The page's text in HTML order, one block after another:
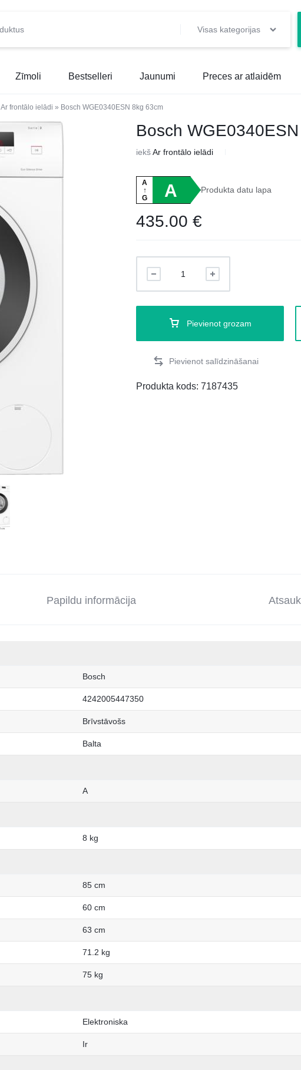
Visas kategorijas
Zīmoli Bestselleri Jaunumi Preces ar atlaidēm
Ar frontālo ielādi » Bosch WGE0340ESN 8kg 63cm
Bosch
iekšAr frontālo ielādi
A
↑
G
A Produkta datu lapa
435.00€
Pievienot grozam
Produkta kods:7187435
Papildu informācija
Bosch
4242005447350
Brīvstāvošs
Balta
A
8 kg
85 cm
60 cm
63 cm
71.2 kg
75 kg
Elektroniska
Ir